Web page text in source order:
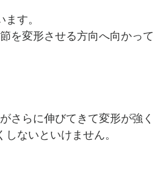
す。
を変形させる方向へ向かって
さらに伸びてきて変形が強く
ないといけません。